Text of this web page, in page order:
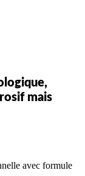
mais
avec formule